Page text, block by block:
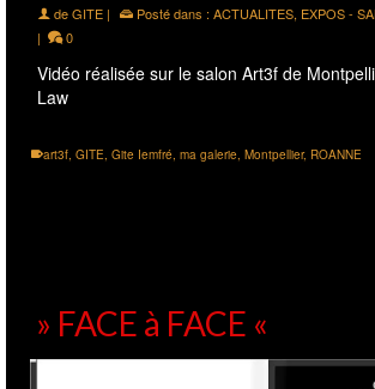
deGITE | Posté dans : ACTUALITES, EXPOS -
|
0
Vidéo réalisée sur le salon Art3f de
Law
art3f, GITE, Gite Iemfré, ma galerie, Montpellier, ROANNE
» FACE à FACE «